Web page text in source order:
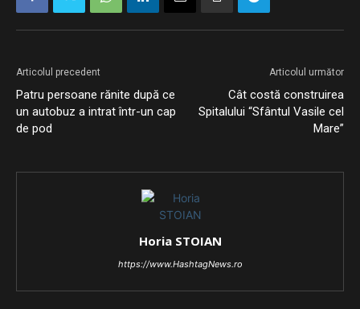
Articolul precedent
Patru persoane rănite după ce
un autobuz a intrat într-un cap
de pod
Articolul următor
Cât costă construirea
Spitalului “Sfântul Vasile cel
Mare”
Horia STOIAN
https://www.HashtagNews.ro